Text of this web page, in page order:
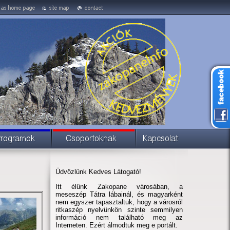
Üdvözlünk Kedves Látogató!
Itt élünk Zakopane városában, a
meseszép Tátra lábainál, és magyarként
nem egyszer tapasztaltuk, hogy a városról
ritkaszép nyelvünkön szinte semmilyen
információ nem található meg az
Interneten. Ezért álmodtuk meg e portált.